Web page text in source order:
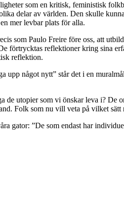
som en kritisk, feministisk
delar av världen. Den skulle
mer levbar plats för alla.
som Paulo Freire före oss, att
förtrycktas reflektioner kring sina
reflektion.
upp något nytt” står det i en
utopier som vi önskar leva i? De
Folk som nu vill veta på vilket
gator: ”De som endast har